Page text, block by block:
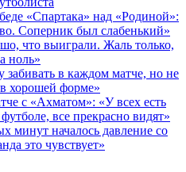
«Спартака» над «Родиной»:
Соперник был слабенький»
что выиграли. Жаль только,
ноль»
в каждом матче, но не
в хорошей форме»
с «Ахматом»: «У всех есть
все прекрасно видят»
минут началось давление со
это чувствует»